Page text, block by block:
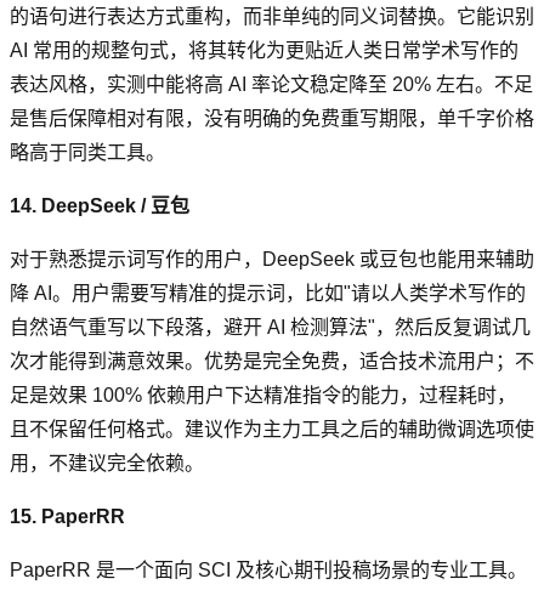
的语句进行表达方式重构，而非单纯的同义词替换。它能识别
AI 常用的规整句式，将其转化为更贴近人类日常学术写作的
表达风格，实测中能将高 AI 率论文稳定降至 20% 左右。不足
是售后保障相对有限，没有明确的免费重写期限，单千字价格
略高于同类工具。
14. DeepSeek / 豆包
对于熟悉提示词写作的用户，DeepSeek 或豆包也能用来辅助
降 AI。用户需要写精准的提示词，比如"请以人类学术写作的
自然语气重写以下段落，避开 AI 检测算法"，然后反复调试几
次才能得到满意效果。优势是完全免费，适合技术流用户；不
足是效果 100% 依赖用户下达精准指令的能力，过程耗时，
且不保留任何格式。建议作为主力工具之后的辅助微调选项使
用，不建议完全依赖。
15. PaperRR
PaperRR 是一个面向 SCI 及核心期刊投稿场景的专业工具。